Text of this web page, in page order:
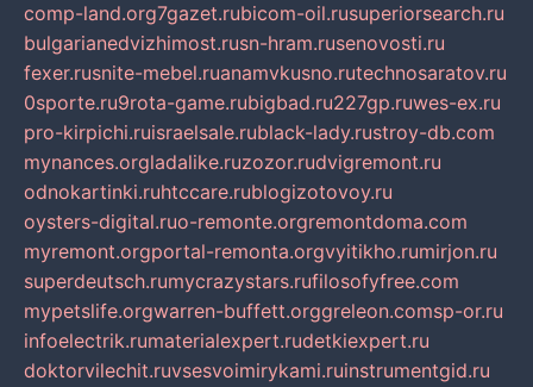
comp-land.org7gazet.rubicom-oil.rusuperiorsearch.ru
bulgarianedvizhimost.rusn-hram.rusenovosti.ru
fexer.rusnite-mebel.ruanamvkusno.rutechnosaratov.ru
0sporte.ru9rota-game.rubigbad.ru227gp.ruwes-ex.ru
pro-kirpichi.ruisraelsale.rublack-lady.rustroy-db.com
mynances.orgladalike.ruzozor.rudvigremont.ru
odnokartinki.ruhtccare.rublogizotovoy.ru
oysters-digital.ruo-remonte.orgremontdoma.com
myremont.orgportal-remonta.orgvyitikho.rumirjon.ru
superdeutsch.rumycrazystars.rufilosofyfree.com
mypetslife.orgwarren-buffett.orggreleon.comsp-or.ru
infoelectrik.rumaterialexpert.rudetkiexpert.ru
doktorvilechit.ruvsesvoimirykami.ruinstrumentgid.ru